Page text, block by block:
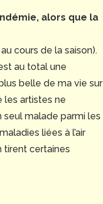
alors que la
cours de la saison).
au total une
belle de ma vie sur
les artistes ne
seul malade parmi les
liées à l’air
tirent certaines